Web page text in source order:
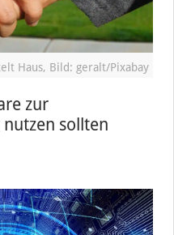
Haus, Bild: geralt/Pixabay
zur
sollten